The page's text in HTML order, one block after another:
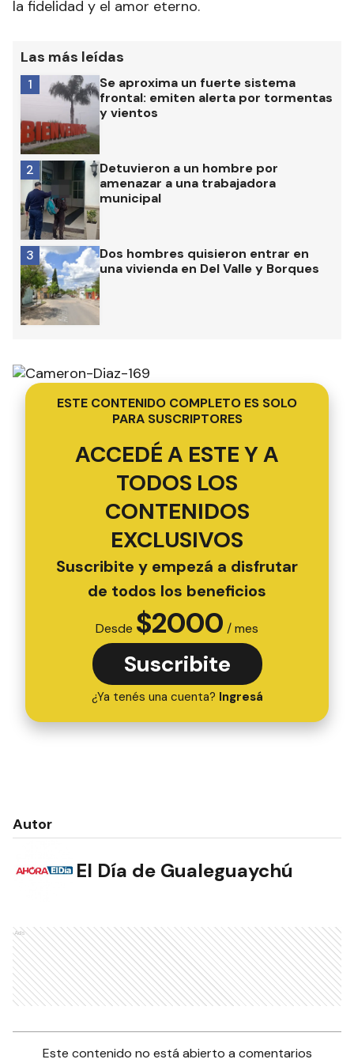
la fidelidad y el amor eterno.
Las más leídas
Se aproxima un fuerte sistema
frontal: emiten alerta por tormentas
y vientos
1
Detuvieron a un hombre por
amenazar a una trabajadora
municipal
2
Dos hombres quisieron entrar en
una vivienda en Del Valle y Borques
3
ESTE CONTENIDO COMPLETO ES SOLO
PARA SUSCRIPTORES
ACCEDÉ A ESTE Y A
TODOS LOS
CONTENIDOS
EXCLUSIVOS
Suscribite y empezá a disfrutar
de todos los beneficios
Desde $2000 / mes
Suscribite
¿Ya tenés una cuenta? Ingresá
Autor
El Día de Gualeguaychú
Ads
Este contenido no está abierto a comentarios